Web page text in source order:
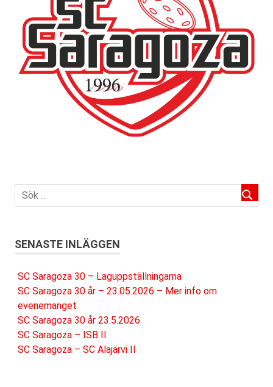
SENASTE INLÄGGEN
SC Saragoza 30 – Laguppställningarna
SC Saragoza 30 år – 23.05.2026 – Mer info om
evenemanget
SC Saragoza 30 år 23.5.2026
SC Saragoza – ISB II
SC Saragoza – SC Alajärvi II